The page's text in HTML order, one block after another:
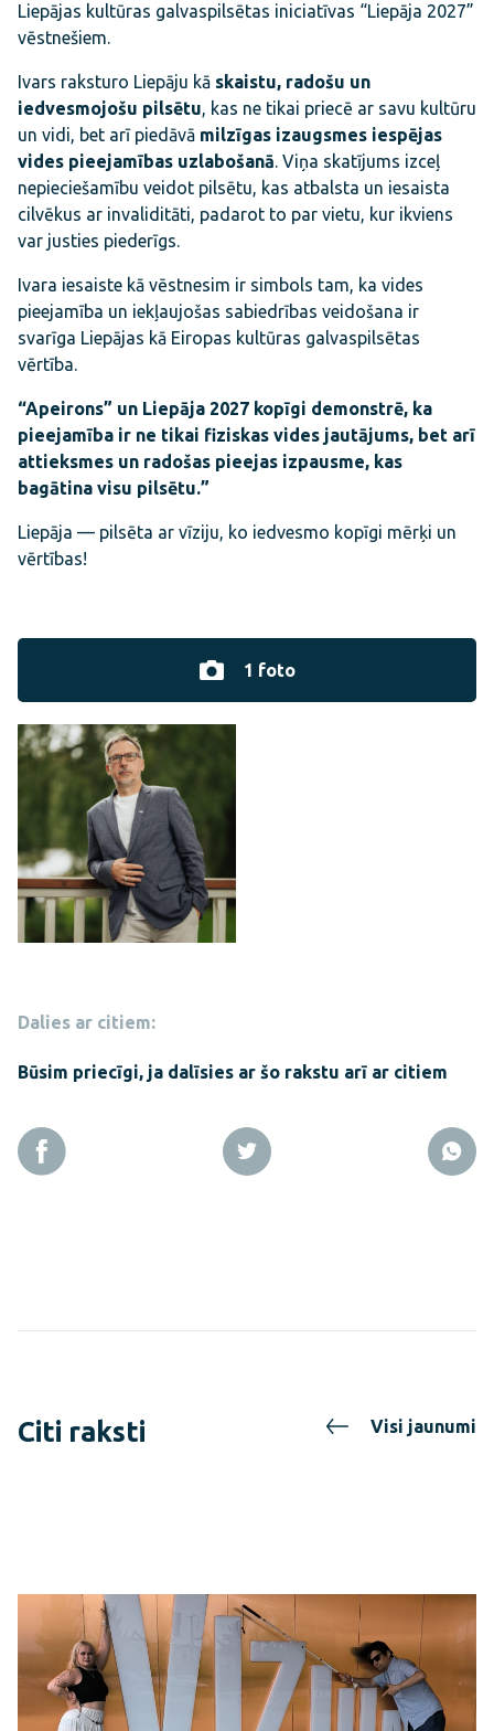
Liepājas kultūras galvaspilsētas iniciatīvas “Liepāja 2027”
vēstnešiem.
Ivars raksturo Liepāju kā skaistu, radošu un
iedvesmojošu pilsētu, kas ne tikai priecē ar savu kultūru
un vidi, bet arī piedāvā milzīgas izaugsmes iespējas
vides pieejamības uzlabošanā. Viņa skatījums izceļ
nepieciešamību veidot pilsētu, kas atbalsta un iesaista
cilvēkus ar invaliditāti, padarot to par vietu, kur ikviens
var justies piederīgs.
Ivara iesaiste kā vēstnesim ir simbols tam, ka vides
pieejamība un iekļaujošas sabiedrības veidošana ir
svarīga Liepājas kā Eiropas kultūras galvaspilsētas
vērtība.
“Apeirons” un Liepāja 2027 kopīgi demonstrē, ka
pieejamība ir ne tikai fiziskas vides jautājums, bet arī
attieksmes un radošas pieejas izpausme, kas
bagātina visu pilsētu.”
Liepāja — pilsēta ar vīziju, ko iedvesmo kopīgi mērķi un
vērtības!
1 foto
Dalies ar citiem:
Būsim priecīgi, ja dalīsies ar šo rakstu arī ar citiem
Citi raksti Visi jaunumi